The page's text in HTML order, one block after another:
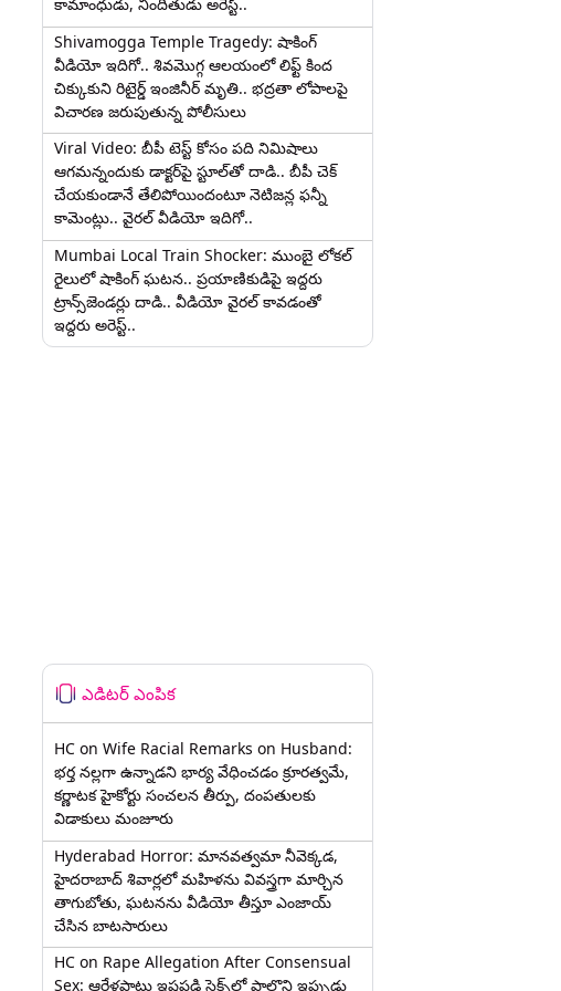
Shivamogga Temple Tragedy: షాకింగ్
వీడియో ఇదిగో.. శివమొగ్గ ఆలయంలో లిఫ్ట్ కింద
చిక్కుకుని రిటైర్డ్ ఇంజినీర్ మృతి.. భద్రతా లోపాలపై
విచారణ జరుపుతున్న పోలీసులు
Viral Video: బీపీ టెస్ట్‌ కోసం పది నిమిషాలు
ఆగమన్నందుకు డాక్టర్‌పై స్టూల్‌తో దాడి.. బీపీ చెక్
చేయకుండానే తేలిపోయిందంటూ నెటిజన్ల ఫన్నీ
కామెంట్లు.. వైరల్ వీడియో ఇదిగో..
Mumbai Local Train Shocker: ముంబై లోకల్
రైలులో షాకింగ్ ఘటన.. ప్రయాణికుడిపై ఇద్దరు
ట్రాన్స్‌జెండర్లు దాడి.. వీడియో వైరల్ కావడంతో
ఇద్దరు అరెస్ట్..
ఎడిటర్ ఎంపిక
HC on Wife Racial Remarks on Husband:
భర్త న‌ల్ల‌గా ఉన్నాడ‌ని భార్య వేధించ‌డం క్రూర‌త్వ‌మే,
కర్ణాటక హైకోర్టు సంచలన తీర్పు, దంపతులకు
విడాకులు మంజూరు
Hyderabad Horror: మానవత్వమా నీవెక్కడ,
హైదరాబాద్ శివార్లలో మహిళను వివస్త్రగా మార్చిన
తాగుబోతు, ఘటనను వీడియో తీస్తూ ఎంజాయ్
చేసిన బాటసారులు
HC on Rape Allegation After Consensual
Sex: ఆరేళ్లపాటు ఇష్టపడి సెక్స్‌లో పాల్గొని ఇప్పుడు